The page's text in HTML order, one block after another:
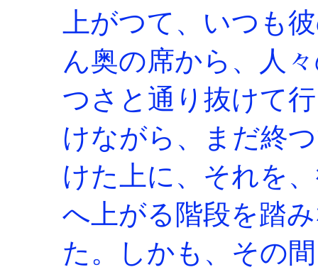
上がつて、いつも
ん奥の席から、人
つさと通り抜けて
けながら、まだ終
けた上に、それを
へ上がる階段を踏
た。しかも、その